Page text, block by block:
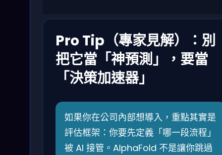
Pro Tip（專家見解）：別
把它當「神預測」，要當
「決策加速器」
如果你在公司內部想導入，重點其實是
評估框架：你要先定義「哪一段流程」
被 AI 接管。AlphaFold 不是讓你跳過